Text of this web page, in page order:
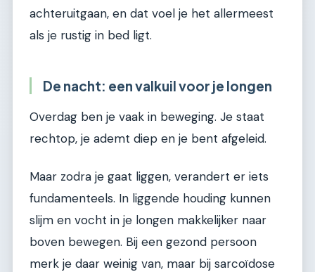
achteruitgaan, en dat voel je het allermeest
als je rustig in bed ligt.
De nacht: een valkuil voor je longen
Overdag ben je vaak in beweging. Je staat
rechtop, je ademt diep en je bent afgeleid.
Maar zodra je gaat liggen, verandert er iets
fundamenteels. In liggende houding kunnen
slijm en vocht in je longen makkelijker naar
boven bewegen. Bij een gezond persoon
merk je daar weinig van, maar bij sarcoïdose